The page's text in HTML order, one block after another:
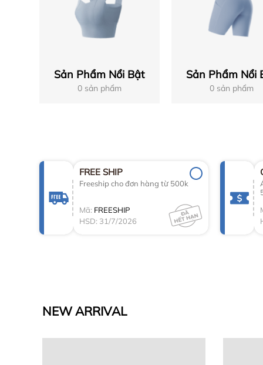
Sản Phẩm Nổi Bật
0 sản phẩm
Sản Phẩm Nổi
0 sản phẩm
FREE SHIP
Freeship cho đơn hàng từ 500k
Mã: FREESHIP
HSD: 31/7/2026
NEW ARRIVAL